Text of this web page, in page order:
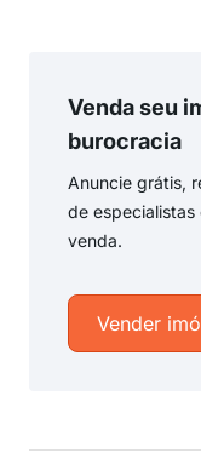
Venda seu
burocracia
Anuncie grátis,
de
venda.
Vender